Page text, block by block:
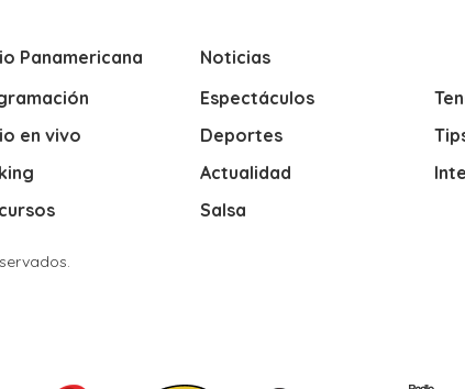
Panamericana
en vivo
Noticias
Espectáculos
Deportes
Actualidad
Salsa